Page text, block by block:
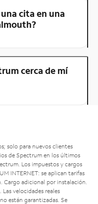
cita en una
cerca de mí
solo para nuevos clientes
de Spectrum en los últimos
Los impuestos y cargos
INTERNET: se aplican tarifas
Cargo adicional por instalación.
velocidades reales
están garantizadas. Se